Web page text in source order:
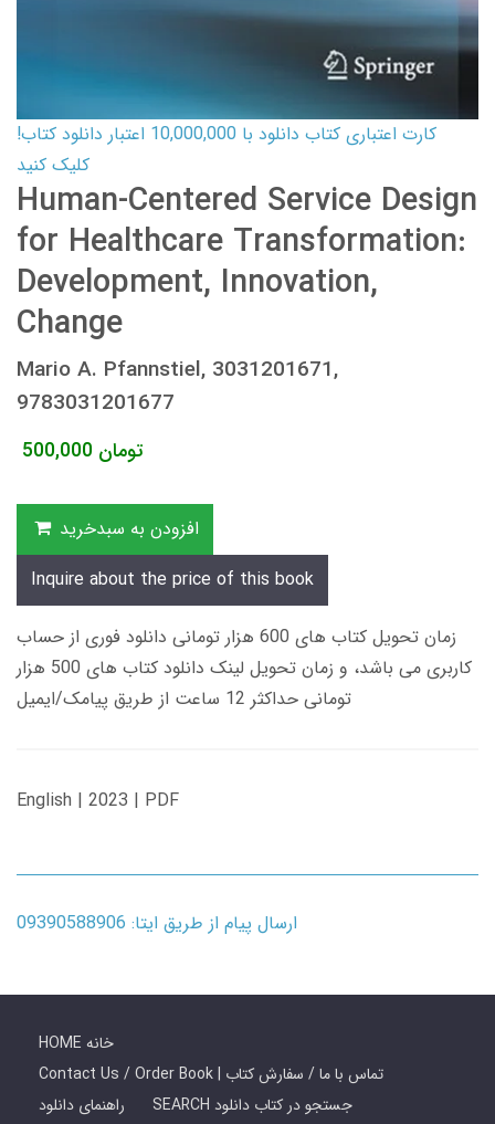
کارت اعتباری کتاب دانلود با 10,000,000 اعتبار دانلود کتاب!
کلیک کنید
Human-Centered Service Design
for Healthcare Transformation:
Development, Innovation,
Change
Mario A. Pfannstiel, 3031201671,
9783031201677
500,000 تومان
افزودن به سبدخرید
Inquire about the price of this book
زمان تحویل کتاب های 600 هزار تومانی دانلود فوری از حساب
کاربری می باشد، و زمان تحویل لینک دانلود کتاب های 500 هزار
تومانی حداکثر 12 ساعت از طریق پیامک/ایمیل
English | 2023 | PDF
ارسال پیام از طریق ایتا: 09390588906
HOME خانه
Contact Us / Order Book | تماس با ما / سفارش کتاب
راهنمای دانلود
SEARCH جستجو در کتاب دانلود